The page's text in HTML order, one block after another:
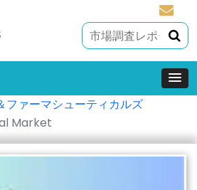
ファーマシューティカルズ
Market